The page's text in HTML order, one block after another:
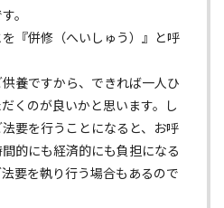
。
『併修（へいしゅう）』と呼
養ですから、できれば一人ひ
くのが良いかと思います。し
要を行うことになると、お呼
的にも経済的にも負担になる
要を執り行う場合もあるので